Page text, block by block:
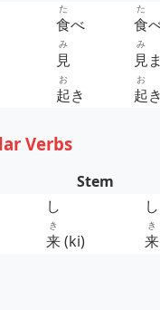
食
た
べ 食
た
見
み
見
み
起
お
き 起
お
Verbs
Stem
し
来
き
(ki) 来
き